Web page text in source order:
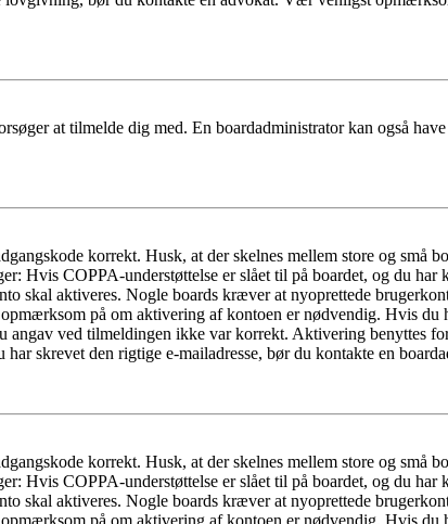
at tilmelde dig med. En boardadministrator kan også
korrekt. Husk, at der skelnes mellem store og små
Hvis COPPA-understøttelse er slået til på boardet, og du har
skal aktiveres. Nogle boards kræver at nyoprettede
på om aktivering af kontoen er nødvendig. Hvis du
ved tilmeldingen ikke var korrekt. Aktivering benyttes
skrevet den rigtige e-mailadresse, bør du kontakte en
korrekt. Husk, at der skelnes mellem store og små
Hvis COPPA-understøttelse er slået til på boardet, og du har
skal aktiveres. Nogle boards kræver at nyoprettede
på om aktivering af kontoen er nødvendig. Hvis du